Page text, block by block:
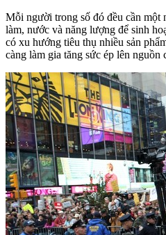
Mỗi người trong số đó đều cần một
làm, nước và năng lượng để sinh
có xu hướng tiêu thụ nhiều sản
càng làm gia tăng sức ép lên nguồn